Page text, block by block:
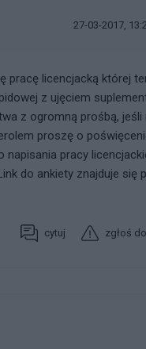
27-03-2017,
pracę licencjacką której
z ujęciem
z ogromną prośbą, jeśli
proszę o
napisania pracy
do ankiety znajduje się
cytuj zgłoś